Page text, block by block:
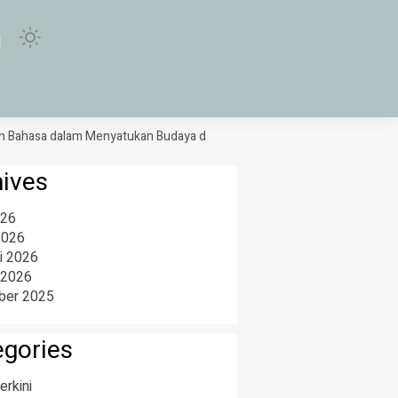
dalam Menyatukan Budaya di Purwokerto
2026
2025